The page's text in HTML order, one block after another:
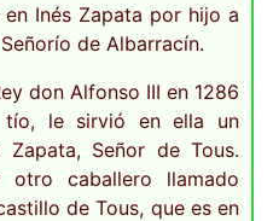
Inés Zapata por hijo a
de Albarracín.
don Alfonso III en 1286
le sirvió en ella un
Señor de Tous.
caballero llamado
de Tous, que es en